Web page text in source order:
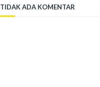
TIDAK ADA KOMENTAR